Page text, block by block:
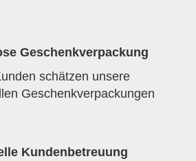
Geschenkverpackung
schätzen unsere
Geschenkverpackungen
Kundenbetreuung